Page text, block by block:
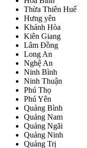
Thừa Thiên Huế
Hưng yên
Khánh Hòa
Kiên Giang
Lâm Đồng
Long An
Nghệ An
Ninh Bình
Ninh Thuận
Phú Thọ
Phú Yên
Quảng Bình
Quảng Nam
Quảng Ngãi
Quảng Ninh
Quảng Trị